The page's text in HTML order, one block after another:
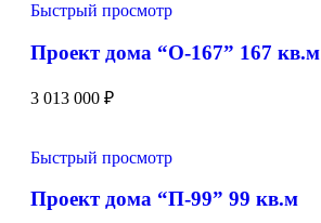
Быстрый просмотр
Проект дома “О-167” 167 кв.м
3 013 000 ₽
Быстрый просмотр
Проект дома “П-99” 99 кв.м